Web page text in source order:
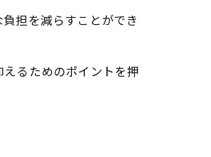
担を減らすことができ
るためのポイントを押